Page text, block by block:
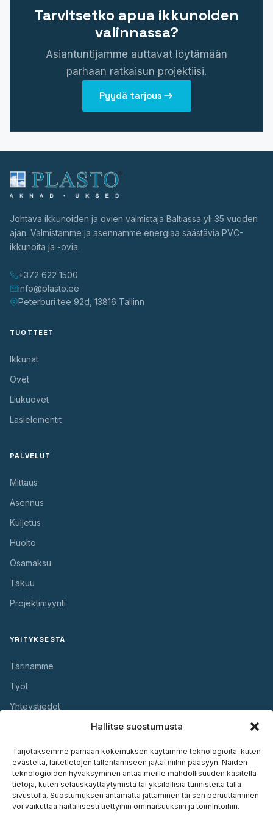
Hallitse suostumusta
Tarjotaksemme parhaan kokemuksen käytämme teknologioita, kuten
evästeitä, laitetietojen tallentamiseen ja/tai niihin pääsyyn. Näiden
teknologioiden hyväksyminen antaa meille mahdollisuuden käsitellä
tietoja, kuten selauskäyttäytymistä tai yksilöllisiä tunnisteita tällä
sivustolla. Suostumuksen antamatta jättäminen tai sen peruuttaminen
voi vaikuttaa haitallisesti tiettyihin ominaisuuksiin ja toimintoihin.
Tarvitsetko apua ikkunoiden
valinnassa?
Asiantuntijamme auttavat löytämään
parhaan ratkaisun projektiisi.
Pyydä tarjous
Johtava ikkunoiden ja ovien valmistaja Baltiassa yli 35 vuoden
ajan. Valmistamme ja asennamme energiaa säästäviä PVC-
ikkunoita ja -ovia.
+372 622 1500
info@plasto.ee
Peterburi tee 92d, 13816 Tallinn
TUOTTEET
Ikkunat
Ovet
Liukuovet
Lasielementit
PALVELUT
Mittaus
Asennus
Kuljetus
Huolto
Osamaksu
Takuu
Projektimyynti
YRITYKSESTÄ
Tarinamme
Työt
Yhteystiedot
Takuu
Huolto
Asennus